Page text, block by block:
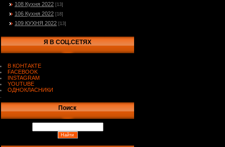
108 Кухня 2022 [13]
106 Кухня 2022 [18]
109 КУХНЯ 2022 [13]
Я В СОЦ.СЕТЯХ
В КОНТАКТЕ
FACEBOOK
INSTAGRAM
YOUTUBE
ОДНОКЛАСНИКИ
Поиск